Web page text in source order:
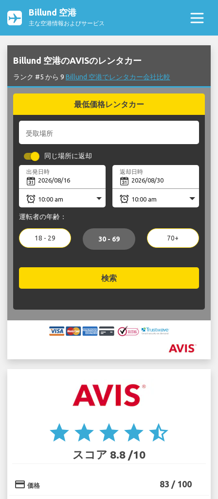
Billund 空港
主な空港情報およびサービス
Billund 空港のAVISのレンタカー
ランク #5 から 9 Billund 空港でレンタカー会社比較
最低価格レンタカー
受取場所
同じ場所に返却
出発日時 返却日時
運転者の年齢：
18 - 29 30 - 69 70+
検索
star star star star star_half
スコア 8.8 /10
credit_card 価格 83 / 100